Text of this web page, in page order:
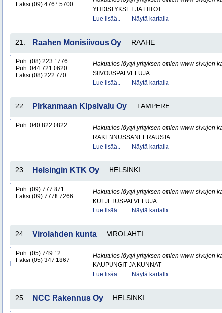
Faksi (09) 4767 5700
YHDISTYKSET JA LIITOT
Lue lisää..
Näytä kartalla
21. Raahen Monisiivous Oy RAAHE
Puh. (08) 223 1776
Puh. 044 721 0620
Faksi (08) 222 770
Hakutulos löytyi yrityksen omien www-sivujen
SIIVOUSPALVELUJA
Lue lisää..
Näytä kartalla
22. Pirkanmaan Kipsivalu Oy TAMPERE
Puh. 040 822 0822
Hakutulos löytyi yrityksen omien www-sivujen
RAKENNUSSANEERAUSTA
Lue lisää..
Näytä kartalla
23. Helsingin KTK Oy HELSINKI
Puh. (09) 777 871
Faksi (09) 7778 7266
Hakutulos löytyi yrityksen omien www-sivujen
KULJETUSPALVELUJA
Lue lisää..
Näytä kartalla
24. Virolahden kunta VIROLAHTI
Puh. (05) 749 12
Faksi (05) 347 1867
Hakutulos löytyi yrityksen omien www-sivujen
KAUPUNGIT JA KUNNAT
Lue lisää..
Näytä kartalla
25. NCC Rakennus Oy HELSINKI